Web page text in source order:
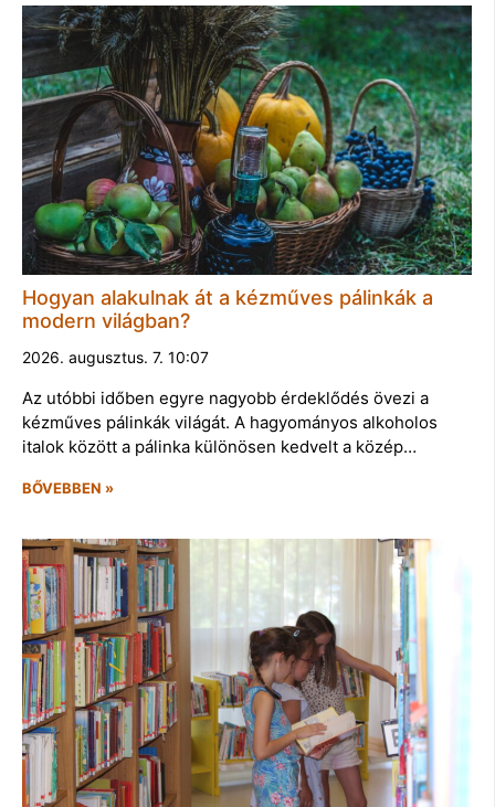
Hogyan alakulnak át a kézműves pálinkák a
modern világban?
2026. augusztus. 7. 10:07
Az utóbbi időben egyre nagyobb érdeklődés övezi a
kézműves pálinkák világát. A hagyományos alkoholos
italok között a pálinka különösen kedvelt a közép…
BŐVEBBEN »